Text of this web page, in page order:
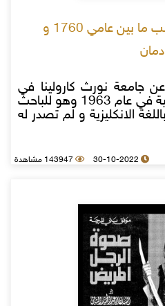
الفصائل السياسية في حلب ما بين عامي 1760 و
جامعة نورث كارولينا في
الولايات المتحدة الأمريكية في عام 1963 وهو للباحث
الانكليزية و لم تصدر له
30-10-2022 143947 مشاهدة